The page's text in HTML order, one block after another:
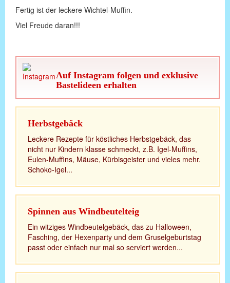
Fertig ist der leckere Wichtel-Muffin.
Viel Freude daran!!!
Auf Instagram folgen und exklusive
Bastelideen erhalten
Herbstgebäck
Leckere Rezepte für köstliches Herbstgebäck, das
nicht nur Kindern klasse schmeckt, z.B. Igel-Muffins,
Eulen-Muffins, Mäuse, Kürbisgeister und vieles mehr.
Schoko-Igel...
Spinnen aus Windbeutelteig
Ein witziges Windbeutelgebäck, das zu Halloween,
Fasching, der Hexenparty und dem Gruselgeburtstag
passt oder einfach nur mal so serviert werden...